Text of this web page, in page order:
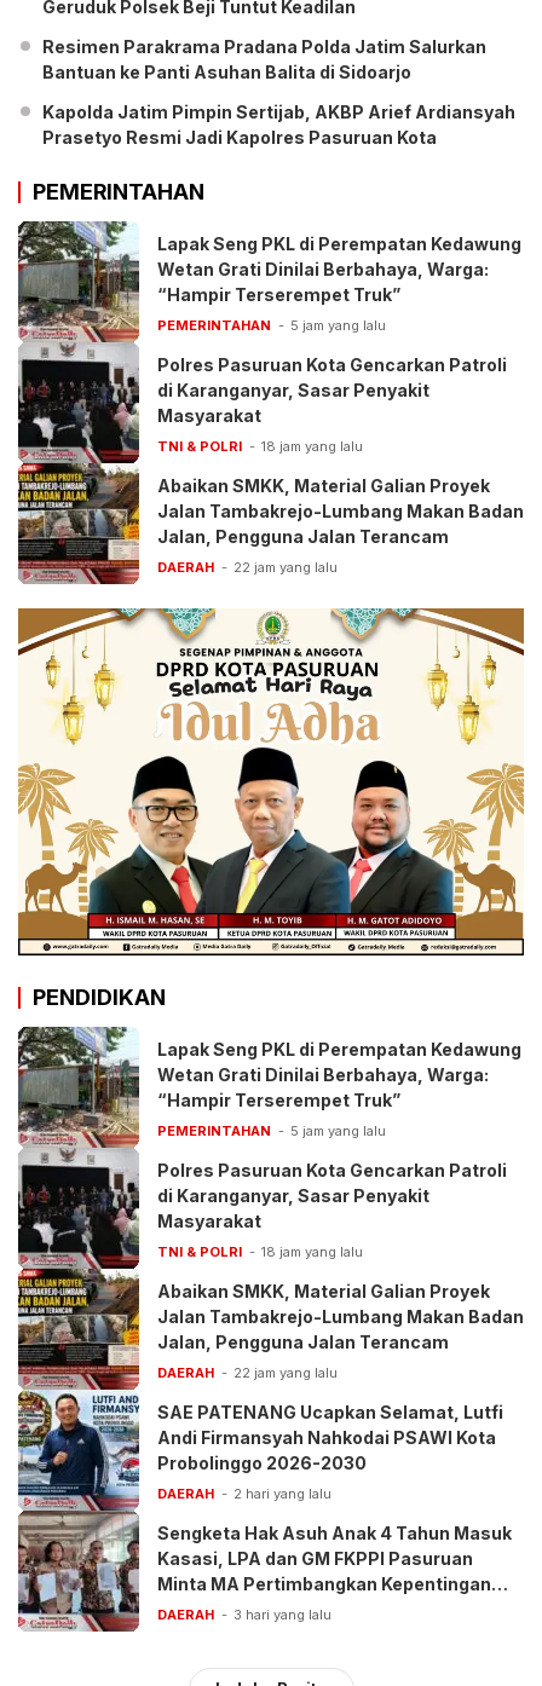
Geruduk Polsek Beji Tuntut Keadilan
Resimen Parakrama Pradana Polda Jatim Salurkan
Bantuan ke Panti Asuhan Balita di Sidoarjo
Kapolda Jatim Pimpin Sertijab, AKBP Arief Ardiansyah
Prasetyo Resmi Jadi Kapolres Pasuruan Kota
PEMERINTAHAN
Lapak Seng PKL di Perempatan Kedawung
Wetan Grati Dinilai Berbahaya, Warga:
“Hampir Terserempet Truk”
PEMERINTAHAN 5 jam yang lalu
Polres Pasuruan Kota Gencarkan Patroli
di Karanganyar, Sasar Penyakit
Masyarakat
TNI & POLRI 18 jam yang lalu
Abaikan SMKK, Material Galian Proyek
Jalan Tambakrejo-Lumbang Makan Badan
Jalan, Pengguna Jalan Terancam
DAERAH 22 jam yang lalu
PENDIDIKAN
Lapak Seng PKL di Perempatan Kedawung
Wetan Grati Dinilai Berbahaya, Warga:
“Hampir Terserempet Truk”
PEMERINTAHAN 5 jam yang lalu
Polres Pasuruan Kota Gencarkan Patroli
di Karanganyar, Sasar Penyakit
Masyarakat
TNI & POLRI 18 jam yang lalu
Abaikan SMKK, Material Galian Proyek
Jalan Tambakrejo-Lumbang Makan Badan
Jalan, Pengguna Jalan Terancam
DAERAH 22 jam yang lalu
SAE PATENANG Ucapkan Selamat, Lutfi
Andi Firmansyah Nahkodai PSAWI Kota
Probolinggo 2026-2030
DAERAH 2 hari yang lalu
Sengketa Hak Asuh Anak 4 Tahun Masuk
Kasasi, LPA dan GM FKPPI Pasuruan
Minta MA Pertimbangkan Kepentingan
Anak
DAERAH 3 hari yang lalu